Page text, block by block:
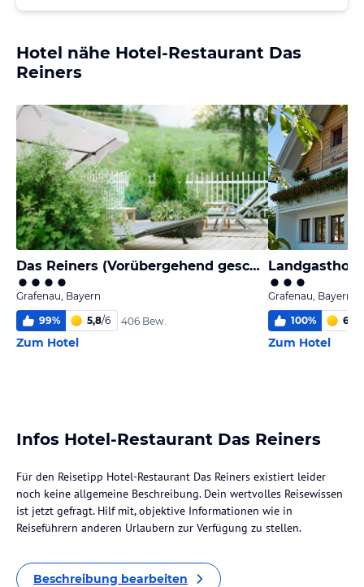
Hotel nähe Hotel-Restaurant Das
Reiners
Das Reiners (Vorübergehend geschlossen)
Grafenau, Bayern
99% 5,8/6 406 Bew.
Zum Hotel
Landgasthof
Grafenau, Bayern
100% 6,0
Zum Hotel
Infos Hotel-Restaurant Das Reiners
Für den Reisetipp Hotel-Restaurant Das Reiners existiert leider
noch keine allgemeine Beschreibung. Dein wertvolles Reisewissen
ist jetzt gefragt. Hilf mit, objektive Informationen wie in
Reiseführern anderen Urlaubern zur Verfügung zu stellen.
Beschreibung bearbeiten